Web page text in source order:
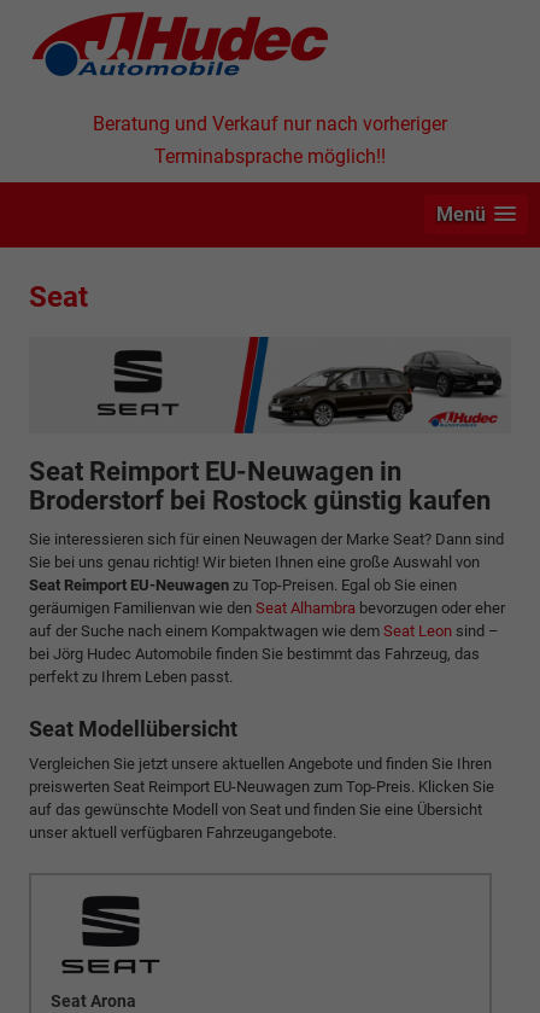
Beratung und Verkauf nur nach vorheriger
Terminabsprache möglich!!
Menü
Seat
Seat Reimport EU-Neuwagen in
Broderstorf bei Rostock günstig kaufen
Sie interessieren sich für einen Neuwagen der Marke Seat? Dann sind
Sie bei uns genau richtig! Wir bieten Ihnen eine große Auswahl von
Seat Reimport EU-Neuwagen zu Top-Preisen. Egal ob Sie einen
geräumigen Familienvan wie den Seat Alhambra bevorzugen oder eher
auf der Suche nach einem Kompaktwagen wie dem Seat Leon sind –
bei Jörg Hudec Automobile finden Sie bestimmt das Fahrzeug, das
perfekt zu Ihrem Leben passt.
Seat Modellübersicht
Vergleichen Sie jetzt unsere aktuellen Angebote und finden Sie Ihren
preiswerten Seat Reimport EU-Neuwagen zum Top-Preis. Klicken Sie
auf das gewünschte Modell von Seat und finden Sie eine Übersicht
unser aktuell verfügbaren Fahrzeugangebote.
Seat Arona